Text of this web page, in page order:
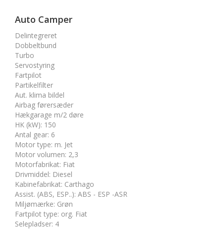
Auto Camper
Delintegreret
Dobbeltbund
Turbo
Servostyring
Fartpilot
Partikelfilter
Aut. klima bildel
Airbag førersæder
Hækgarage m/2 døre
HK (kW): 150
Antal gear: 6
Motor type: m. Jet
Motor volumen: 2,3
Motorfabrikat: Fiat
Drivmiddel: Diesel
Kabinefabrikat: Carthago
Assist. (ABS, ESP..): ABS - ESP -ASR
Miljømærke: Grøn
Fartpilot type: org. Fiat
Selepladser: 4